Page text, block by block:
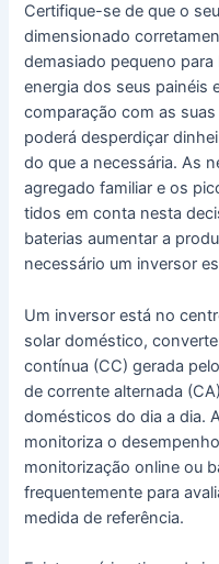
Certifique-se de que o
dimensionado
demasiado pequeno
energia dos seus painéis
comparação com as
poderá desperdiçar
do que a necessária. As
agregado familiar e os
tidos em conta nesta
baterias aumentar a
necessário um inversor
Um inversor está no
solar doméstico,
contínua (CC) gerada
de corrente alternada
domésticos do dia a dia.
monitoriza o
monitorização online ou
frequentemente para
medida de referência.